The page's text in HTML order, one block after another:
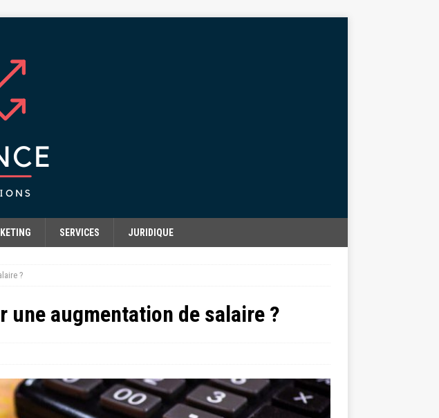
SERVICES JURIDIQUE
?
une augmentation de salaire ?